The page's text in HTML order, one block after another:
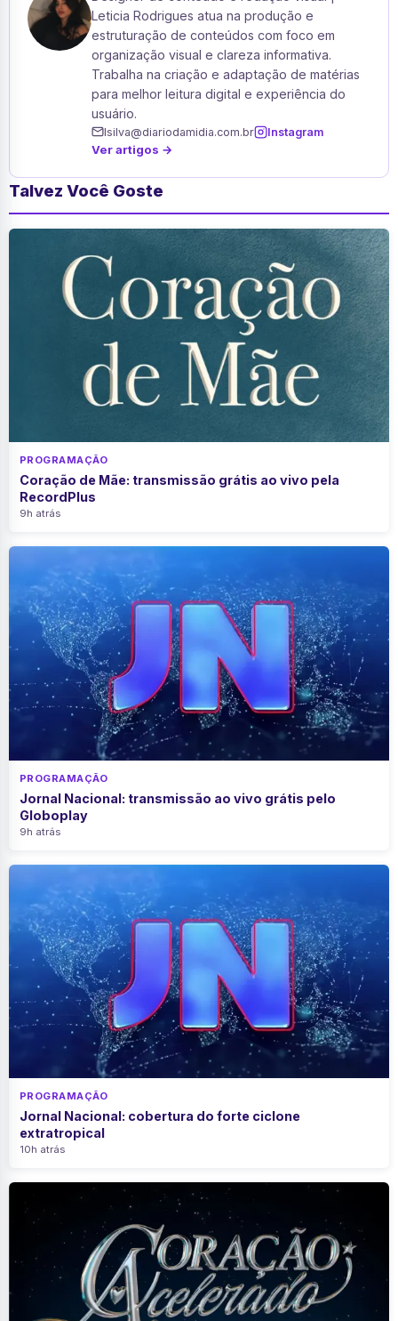
Leticia Rodrigues atua na produção e
estruturação de conteúdos com foco em
organização visual e clareza informativa.
Trabalha na criação e adaptação de matérias
para melhor leitura digital e experiência do
usuário.
lsilva@diariodamidia.com.br Instagram
Ver artigos →
Talvez Você Goste
PROGRAMAÇÃO
Coração de Mãe: transmissão grátis ao vivo pela
RecordPlus
9h atrás
PROGRAMAÇÃO
Jornal Nacional: transmissão ao vivo grátis pelo
Globoplay
9h atrás
PROGRAMAÇÃO
Jornal Nacional: cobertura do forte ciclone
extratropical
10h atrás